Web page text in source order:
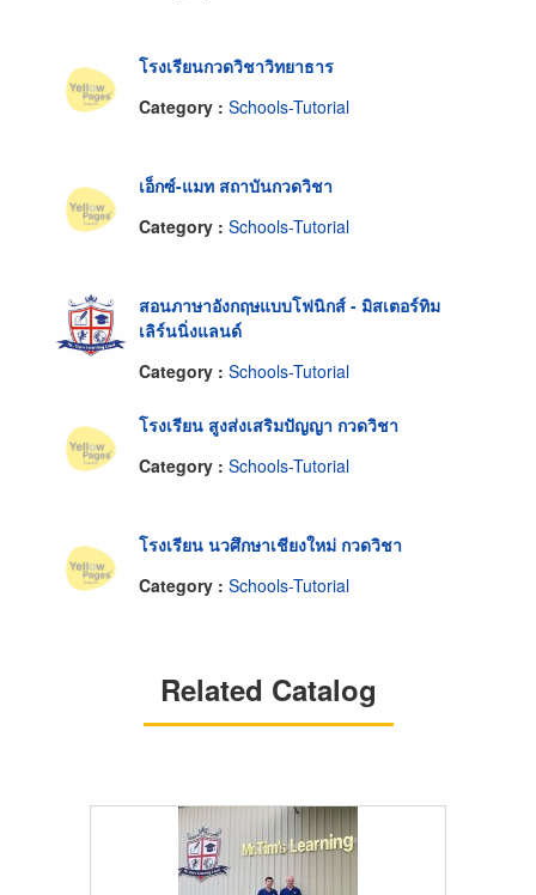
โรงเรียนกวดวิชาวิทยาธาร
Category : Schools-Tutorial
เอ็กซ์-แมท สถาบันกวดวิชา
Category : Schools-Tutorial
สอนภาษาอังกฤษแบบโฟนิกส์ - มิสเตอร์ทิม
เลิร์นนิ่งแลนด์
Category : Schools-Tutorial
โรงเรียน สูงส่งเสริมปัญญา กวดวิชา
Category : Schools-Tutorial
โรงเรียน นวศึกษาเชียงใหม่ กวดวิชา
Category : Schools-Tutorial
Related Catalog